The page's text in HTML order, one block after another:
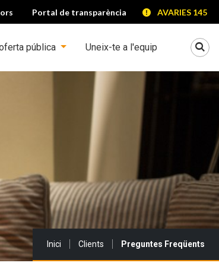
Portal de transparència AVARIES 145
pública Uneix-te a l'equip
Sou a:
Inici Clients Preguntes Freqüents